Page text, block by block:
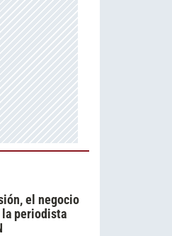
el negocio
la periodista